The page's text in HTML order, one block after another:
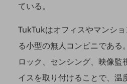
職場環境整備
地域共創・地方創生
セキュリティ対策
遠隔監視
ている。
TukTukはオフィスやマンシ
る小型の無人コンビニである
ロック、センシング、映像監
イスを取り付けることで、温